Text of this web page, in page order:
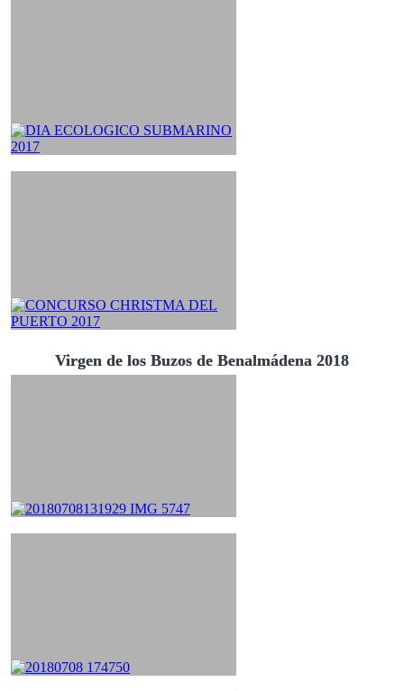
Virgen de los Buzos de Benalmádena 2018